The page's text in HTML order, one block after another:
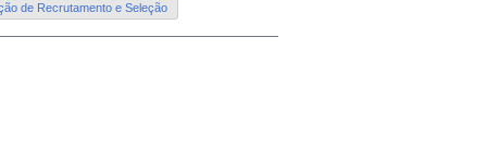
de Recrutamento e Seleção